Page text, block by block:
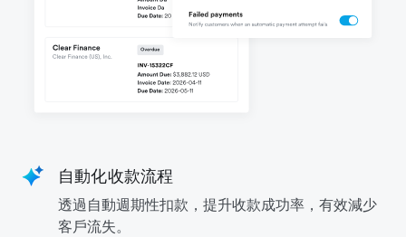
自動化收款流程
透過自動週期性扣款，提升收款成功率，有效減少
客戶流失。